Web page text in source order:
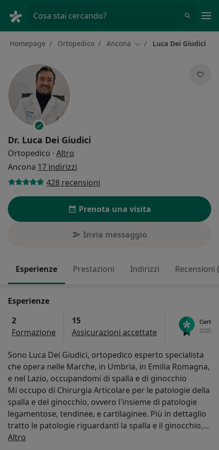
Cosa stai cercando?
Homepage Ortopedico Ancona Cambia città
Luca Dei Giudici
Dr. Luca Dei Giudici
Ortopedico · Altro
Ancona 17 indirizzi
428 recensioni
Prenota una visita
Invia messaggio
Esperienze Prestazioni Indirizzi Recensioni
Esperienze
2
Formazione
15
Assicurazioni accettate
Sono Luca Dei Giudici, ortopedico esperto specialista
che opera nelle Marche, in Umbria, in Emilia Romagna,
e nel Lazio, occupandomi di spalla e di ginocchio
Mi occupo di Chirurgia Articolare per le patologie della
spalla e del ginocchio, ovvero l'insieme di patologie
legamentose, tendinee, e cartilaginee. Più in dettaglio
tratto le patologie riguardanti la spalla e il ginocchio,
sia traumatiche che degenerative. Applico
Altro